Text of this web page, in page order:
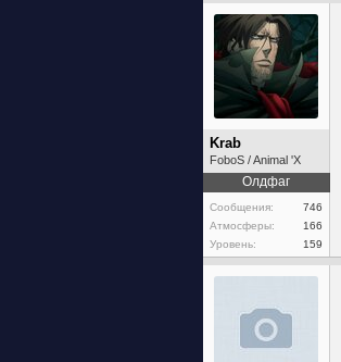
Krab
FoboS / Animal 'X
Олдфаг
Сообщения:
746
Атмосферы:
166
Уровень:
159